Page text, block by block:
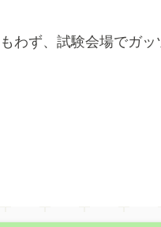
わず、試験会場でガッ